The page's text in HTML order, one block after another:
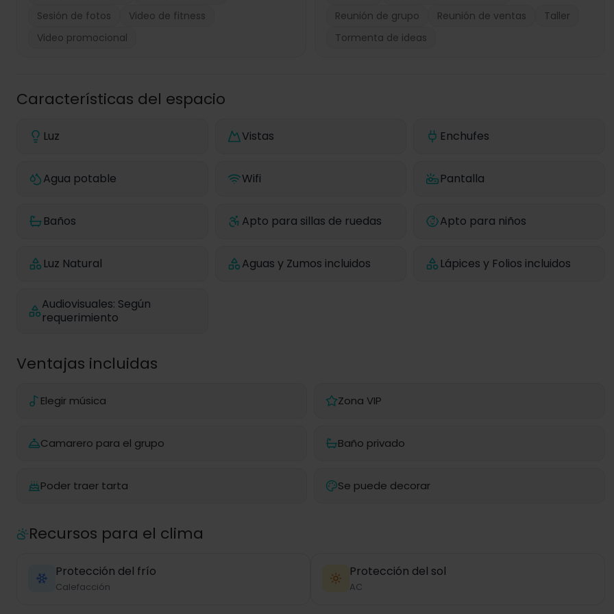
Sesión de fotos
Video de fitness
Video promocional
Reunión de grupo
Reunión de ventas
Taller
Tormenta de ideas
Características del espacio
Luz Vistas Enchufes
Agua potable Wifi Pantalla
Baños Apto para sillas de ruedas Apto para niños
Luz Natural Aguas y Zumos incluidos Lápices y Folios incluidos
Audiovisuales: Según
requerimiento
Ventajas incluidas
Elegir música Zona VIP
Camarero para el grupo Baño privado
Poder traer tarta Se puede decorar
Recursos para el clima
Protección del frío
Calefacción
Protección del sol
AC